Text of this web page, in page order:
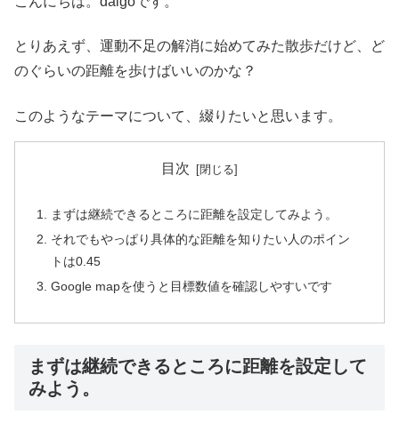
とりあえず、運動不足の解消に始めてみた散歩だけど、ど
のぐらいの距離を歩けばいいのかな？
このようなテーマについて、綴りたいと思います。
目次
まずは継続できるところに距離を設定してみよう。
それでもやっぱり具体的な距離を知りたい人のポイン
トは0.45
Google mapを使うと目標数値を確認しやすいです
まずは継続できるところに距離を設定して
みよう。